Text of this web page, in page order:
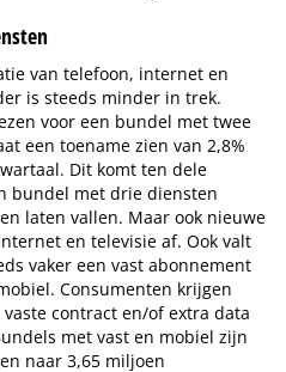
van telefoon, internet en
is steeds minder in trek.
voor een bundel met twee
een toename zien van 2,8%
Dit komt ten dele
bundel met drie diensten
laten vallen. Maar ook nieuwe
en televisie af. Ook valt
vaker een vast abonnement
Consumenten krijgen
contract en/of extra data
met vast en mobiel zijn
naar 3,65 miljoen